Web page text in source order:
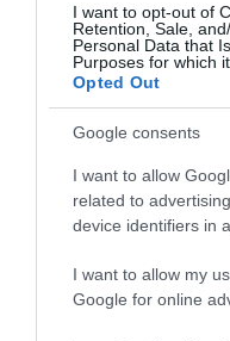
I want to opt-out of
Retention, Sale,
Personal Data that
Purposes for which
Opted Out
Google consents
I want to allow
related to
device identifiers in
I want to allow my
Google for online
HÁZIÁLLAT